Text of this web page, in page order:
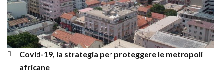
Covid-19, la strategia per proteggere le metropoli
africane